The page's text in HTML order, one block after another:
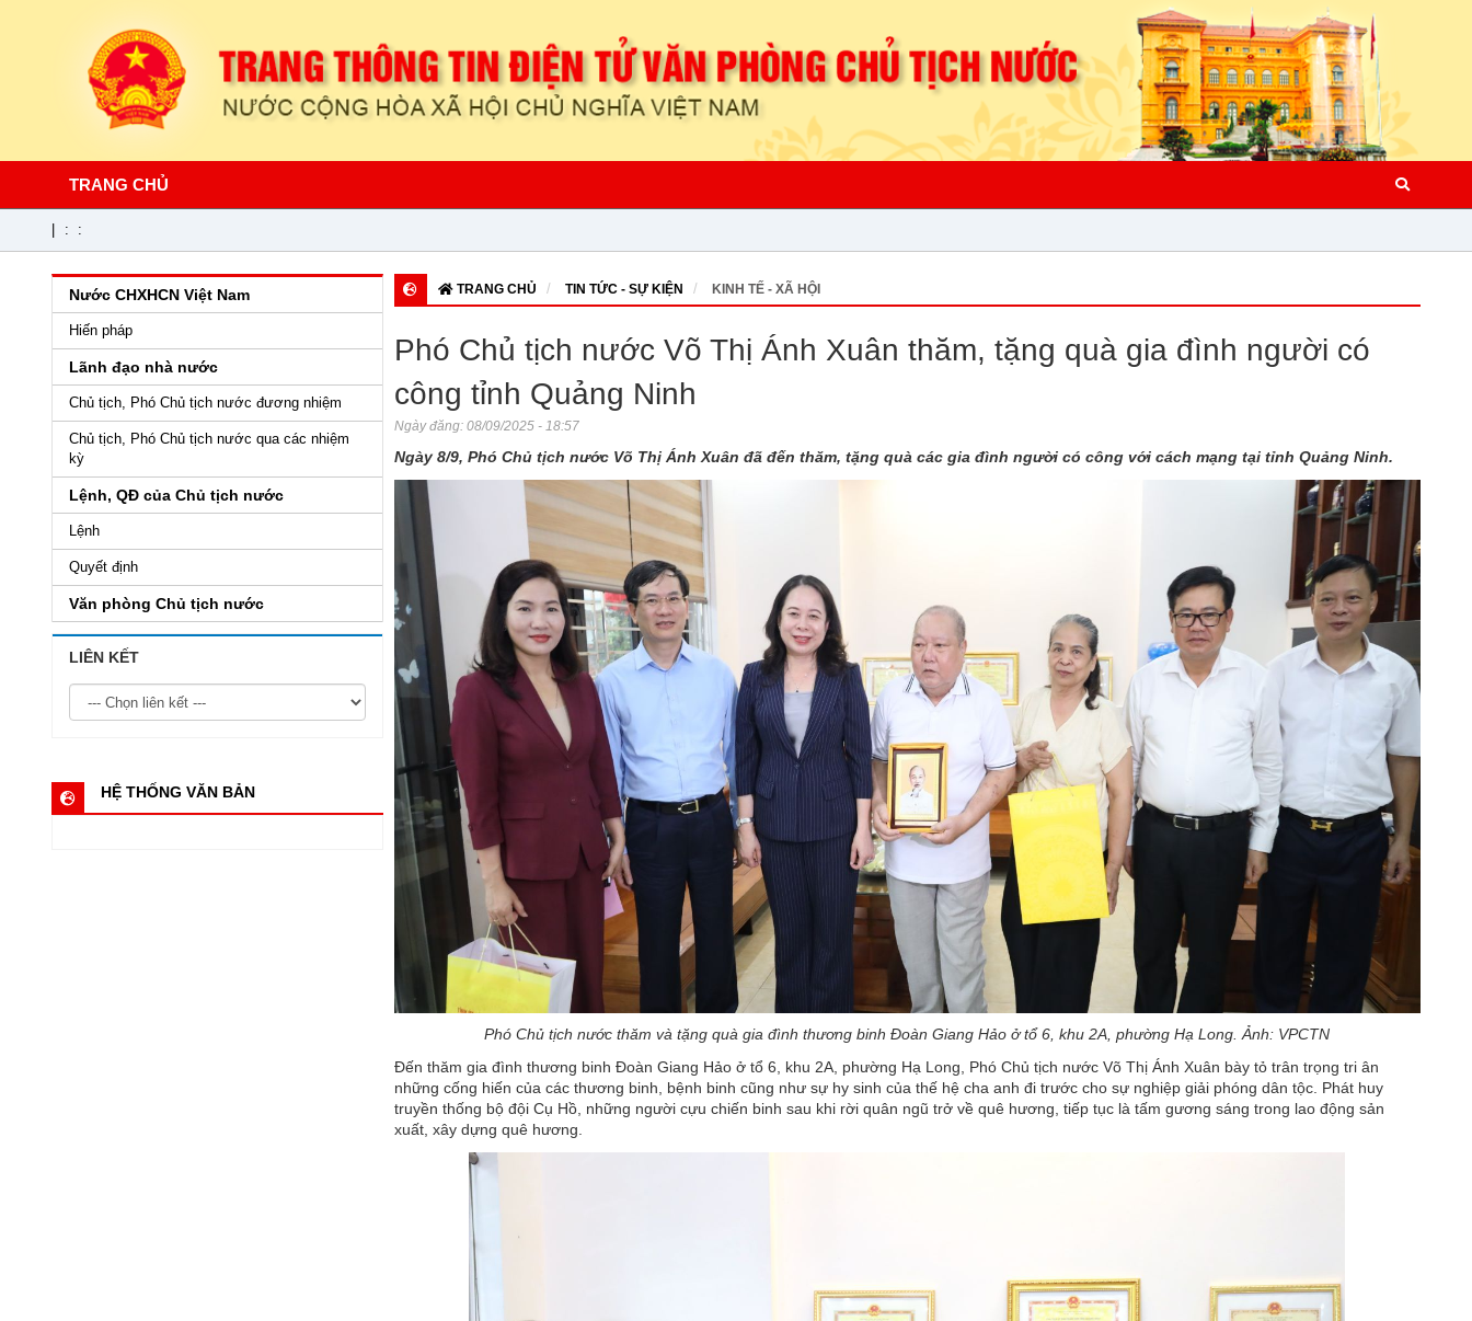
TRANG CHỦ
: :
TRANG CHỦ TIN TỨC - SỰ KIỆN KINH TẾ - XÃ HỘI
Phó Chủ tịch nước Võ Thị Ánh Xuân thăm, tặng quà gia đình người có
công tỉnh Quảng Ninh
Ngày đăng:08/09/2025 - 18:57
Ngày 8/9, Phó Chủ tịch nước Võ Thị Ánh Xuân đã đến thăm, tặng quà các gia đình người có công với cách mạng tại tỉnh Quảng Ninh.
Phó Chủ tịch nước thăm và tặng quà gia đình thương binh Đoàn Giang Hảo ở tổ 6, khu 2A, phường Hạ Long. Ảnh: VPCTN
Đến thăm gia đình thương binh Đoàn Giang Hảo ở tổ 6, khu 2A, phường Hạ Long, Phó Chủ tịch nước Võ Thị Ánh Xuân bày tỏ trân trọng tri ân
những cống hiến của các thương binh, bệnh binh cũng như sự hy sinh của thế hệ cha anh đi trước cho sự nghiệp giải phóng dân tộc. Phát huy
truyền thống bộ đội Cụ Hồ, những người cựu chiến binh sau khi rời quân ngũ trở về quê hương, tiếp tục là tấm gương sáng trong lao động sản
xuất, xây dựng quê hương.
Nước CHXHCN Việt Nam
Hiến pháp
Lãnh đạo nhà nước
Chủ tịch, Phó Chủ tịch nước đương nhiệm
Chủ tịch, Phó Chủ tịch nước qua các nhiệm
kỳ
Lệnh, QĐ của Chủ tịch nước
Lệnh
Quyết định
Văn phòng Chủ tịch nước
LIÊN KẾT
HỆ THỐNG VĂN BẢN